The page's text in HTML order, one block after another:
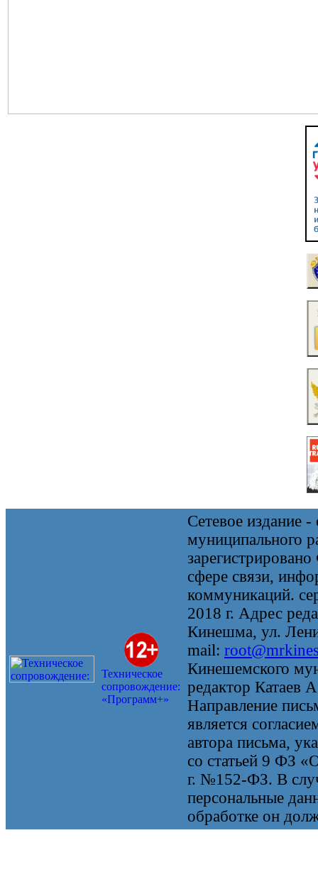
Техническое
сопровождение:
«Программ+»
Сетевое издание
муниципального
сфере связи,
коммуникаций.
2018 г. Адрес
Кинешма, ул.
mail:
Кинешемского
редактор Катаев
Направление
является
автора письма,
со статьей 9 ФЗ
г. №152-ФЗ. В
персональные
обработке он